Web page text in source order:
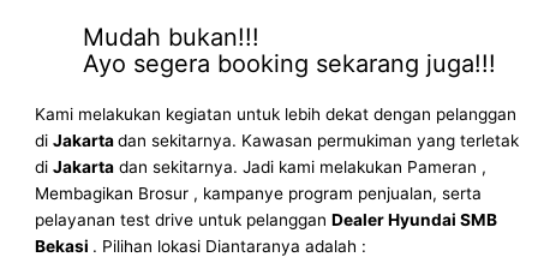
Mudah bukan!!!
Ayo segera booking sekarang juga!!!
Kami melakukan kegiatan untuk lebih dekat dengan pelanggan
diJakartadan sekitarnya. Kawasan permukiman yang terletak
diJakarta dan sekitarnya. Jadi kami melakukan Pameran ,
Membagikan Brosur , kampanye program penjualan, serta
pelayanan test drive untuk pelangganDealer Hyundai SMB
Bekasi . Pilihan lokasi Diantaranya adalah :